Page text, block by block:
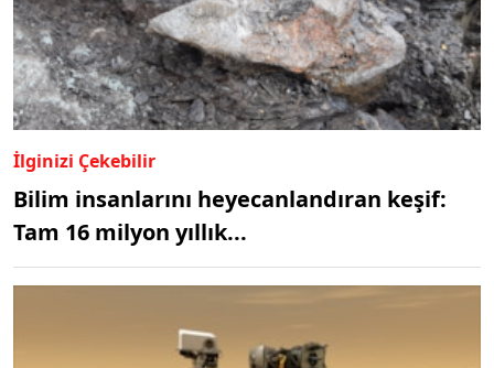
İlginizi Çekebilir
Bilim insanlarını heyecanlandıran keşif:
Tam 16 milyon yıllık...